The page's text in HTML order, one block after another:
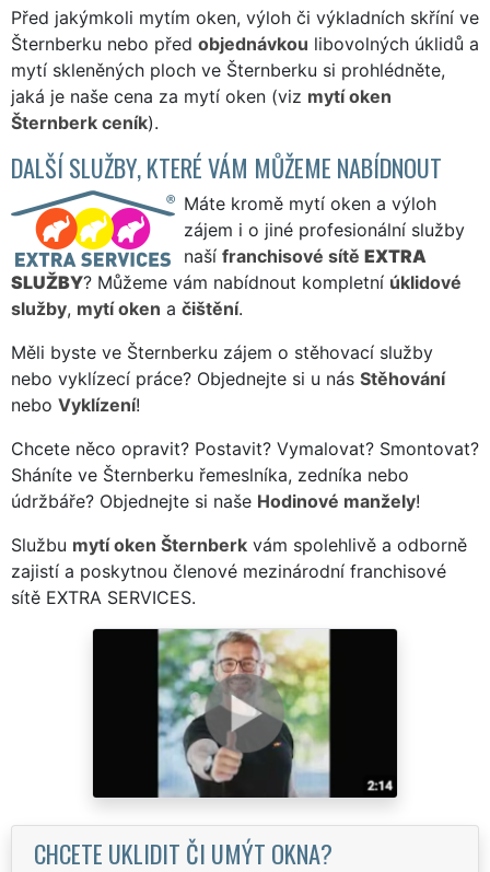
Před jakýmkoli mytím oken, výloh či výkladních skříní ve
Šternberku nebo před objednávkou libovolných úklidů a
mytí skleněných ploch ve Šternberku si prohlédněte,
jaká je naše cena za mytí oken (viz mytí oken
Šternberk ceník).
DALŠÍ SLUŽBY, KTERÉ VÁM MŮŽEME NABÍDNOUT
Máte kromě mytí oken a výloh
zájem i o jiné profesionální služby
naší franchisové sítě EXTRA
SLUŽBY? Můžeme vám nabídnout kompletní úklidové
služby, mytí oken a čištění.
Měli byste ve Šternberku zájem o stěhovací služby
nebo vyklízecí práce? Objednejte si u nás Stěhování
nebo Vyklízení!
Chcete něco opravit? Postavit? Vymalovat? Smontovat?
Sháníte ve Šternberku řemeslníka, zedníka nebo
údržbáře? Objednejte si naše Hodinové manžely!
Službu mytí oken Šternberk vám spolehlivě a odborně
zajistí a poskytnou členové mezinárodní franchisové
sítě EXTRA SERVICES.
CHCETE UKLIDIT ČI UMÝT OKNA?